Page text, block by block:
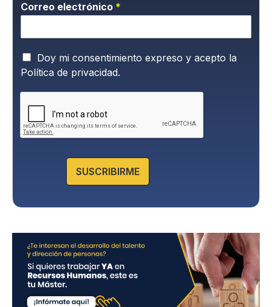
Correo electrónico *
P
o
í
c
a
Doy mi consentimiento expreso y acepto la
Política de privacidad.
SUSCRIBIRME